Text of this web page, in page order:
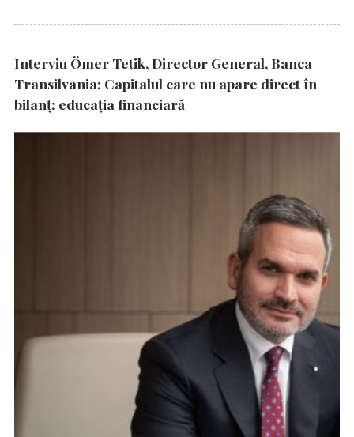
Interviu Ömer Tetik, Director General, Banca
Transilvania: Capitalul care nu apare direct în
bilanț: educația financiară